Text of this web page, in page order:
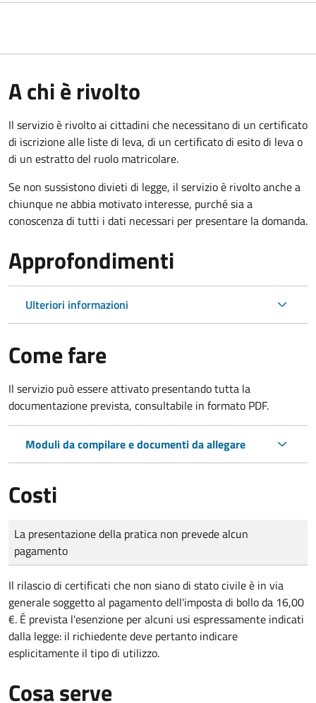
A chi è rivolto
Il servizio è rivolto ai cittadini che necessitano di un certificato
di iscrizione alle liste di leva, di un certificato di esito di leva o
di un estratto del ruolo matricolare.
Se non sussistono divieti di legge, il servizio è rivolto anche a
chiunque ne abbia motivato interesse, purché sia a
conoscenza di tutti i dati necessari per presentare la domanda.
Approfondimenti
Ulteriori informazioni
Come fare
Il servizio può essere attivato presentando tutta la
documentazione prevista, consultabile in formato PDF.
Moduli da compilare e documenti da allegare
Costi
Tipo di pagamento
Importo
La presentazione della pratica non prevede alcun
pagamento
Il rilascio di certificati che non siano di stato civile è in via
generale soggetto al pagamento dell'imposta di bollo da 16,00
€. É prevista l'esenzione per alcuni usi espressamente indicati
dalla legge: il richiedente deve pertanto indicare
esplicitamente il tipo di utilizzo.
Cosa serve